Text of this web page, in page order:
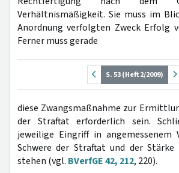
Verhältnismäßigkeit. Sie muss im
Anordnung verfolgten Zweck Erfolg
Ferner muss gerade
S. 53 (Heft 2/2009)
diese Zwangsmaßnahme zur
der Straftat erforderlich sein.
jeweilige Eingriff in angemessenem
Schwere der Straftat und der Stärke
stehen (vgl. BVerfGE 42, 212, 220).